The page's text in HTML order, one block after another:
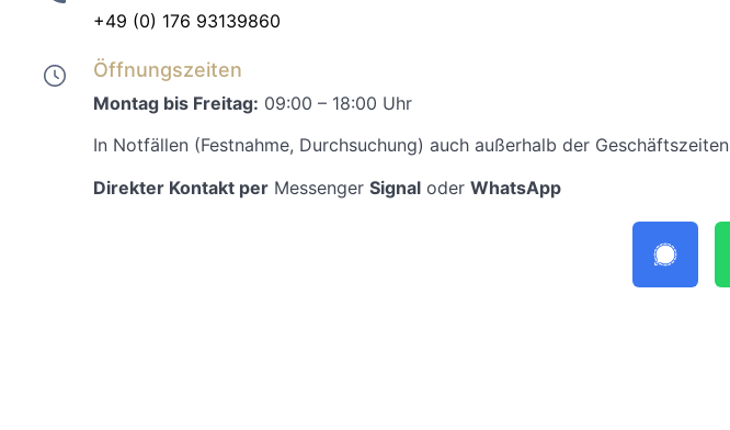
+49 (0) 176 93139860
Öffnungszeiten
Montag bis Freitag: 09:00 – 18:00 Uhr
In Notfällen (Festnahme, Durchsuchung) auch außerhalb der Geschäftszeiten
Direkter Kontakt per Messenger Signal oder WhatsApp